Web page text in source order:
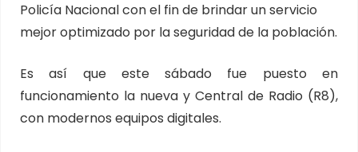
Policía Nacional con el fin de brindar un servicio
mejor optimizado por la seguridad de la población.
Es así que este sábado fue puesto en
funcionamiento la nueva y Central de Radio (R8),
con modernos equipos digitales.